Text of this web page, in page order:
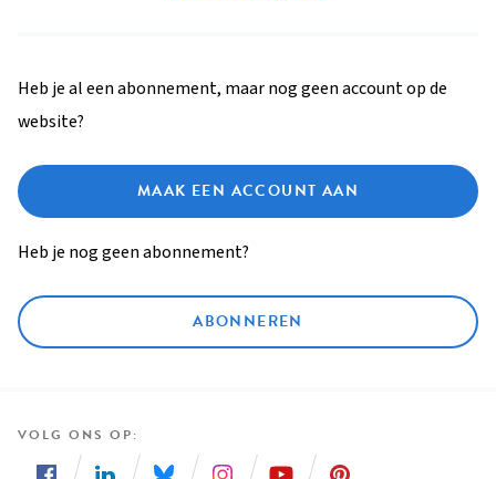
Heb je al een abonnement, maar nog geen account op de
website?
MAAK EEN ACCOUNT AAN
Heb je nog geen abonnement?
ABONNEREN
VOLG ONS OP